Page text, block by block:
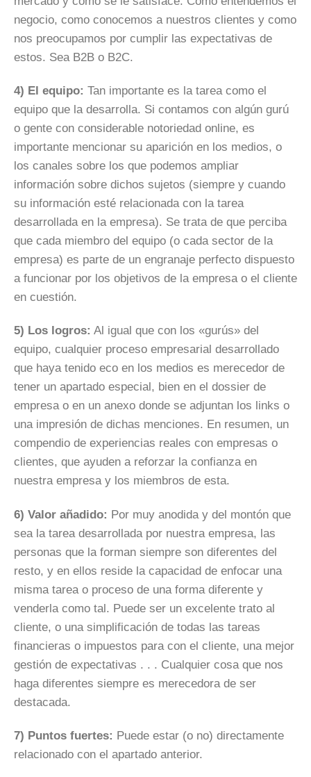
negocio, como conocemos a nuestros clientes y como
nos preocupamos por cumplir las expectativas de
estos. Sea B2B o B2C.
4) El equipo: Tan importante es la tarea como el
equipo que la desarrolla. Si contamos con algún gurú
o gente con considerable notoriedad online, es
importante mencionar su aparición en los medios, o
los canales sobre los que podemos ampliar
información sobre dichos sujetos (siempre y cuando
su información esté relacionada con la tarea
desarrollada en la empresa). Se trata de que perciba
que cada miembro del equipo (o cada sector de la
empresa) es parte de un engranaje perfecto dispuesto
a funcionar por los objetivos de la empresa o el cliente
en cuestión.
5) Los logros: Al igual que con los «gurús» del
equipo, cualquier proceso empresarial desarrollado
que haya tenido eco en los medios es merecedor de
tener un apartado especial, bien en el dossier de
empresa o en un anexo donde se adjuntan los links o
una impresión de dichas menciones. En resumen, un
compendio de experiencias reales con empresas o
clientes, que ayuden a reforzar la confianza en
nuestra empresa y los miembros de esta.
6) Valor añadido: Por muy anodida y del montón que
sea la tarea desarrollada por nuestra empresa, las
personas que la forman siempre son diferentes del
resto, y en ellos reside la capacidad de enfocar una
misma tarea o proceso de una forma diferente y
venderla como tal. Puede ser un excelente trato al
cliente, o una simplificación de todas las tareas
financieras o impuestos para con el cliente, una mejor
gestión de expectativas . . . Cualquier cosa que nos
haga diferentes siempre es merecedora de ser
destacada.
7) Puntos fuertes: Puede estar (o no) directamente
relacionado con el apartado anterior.